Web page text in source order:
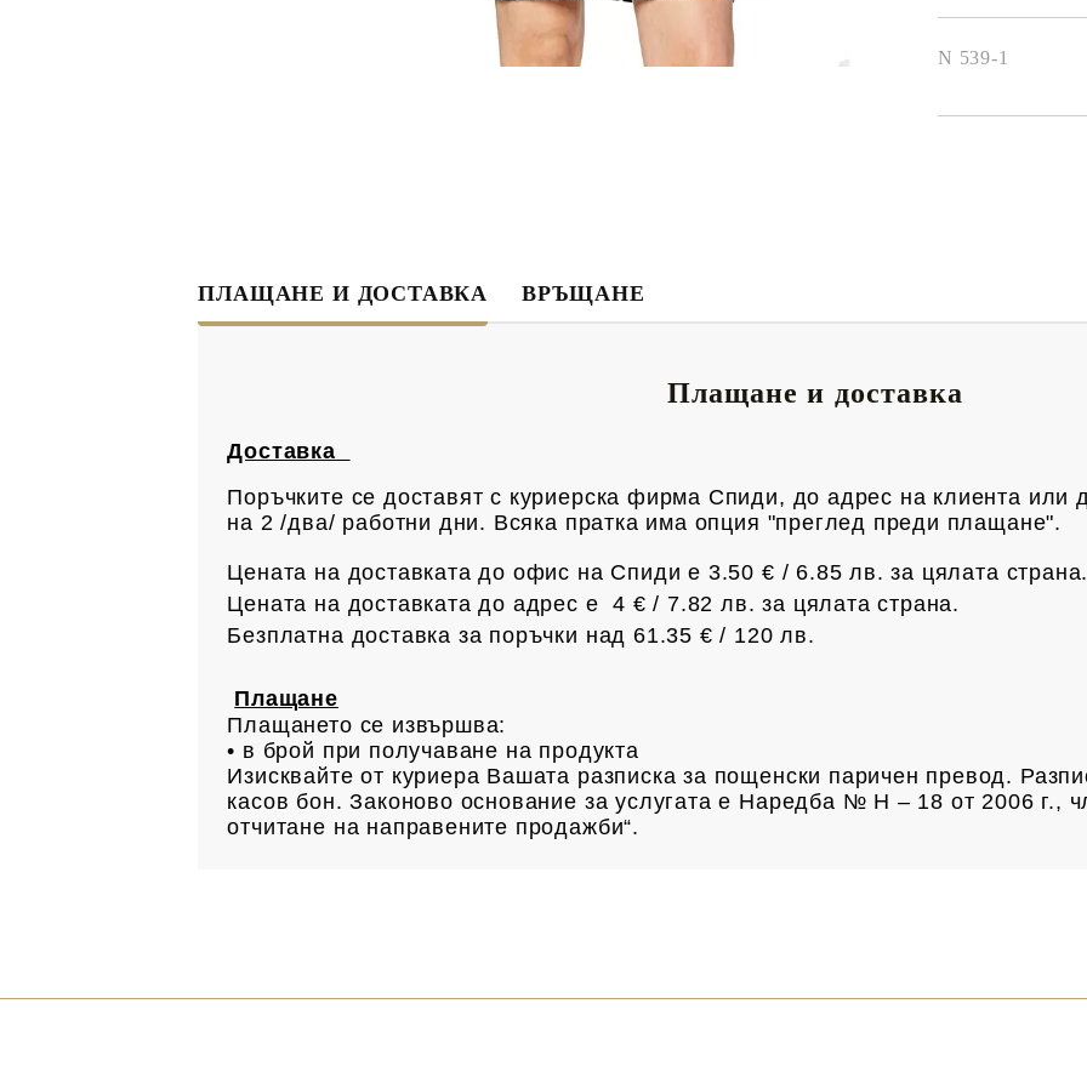
N 539-1
ПЛАЩАНЕ И ДОСТАВКА ВРЪЩАНЕ
Плащане и доставка
Доставка
Поръчките се доставят с куриерска фирма Спиди, до адрес на клиента или
на 2 /два/ работни дни. Всяка пратка има опция "преглед преди плащане".
Цената на доставката до офис на Спиди е 3.50 € / 6.85 лв.за цялата страна.
Цената на доставката до адрес е 4 € / 7.82 лв.за цялата страна.
Безплатна доставка за поръчки над 61.35 € / 120 лв.
Плащане
Плащането се извършва:
• в брой при получаване на продукта
Изисквайте от куриера Вашата разписка за пощенски паричен превод.
касов бон. Законово основание за услугата е Наредба № Н – 18 от 2006 г.,
отчитане на направените продажби“.